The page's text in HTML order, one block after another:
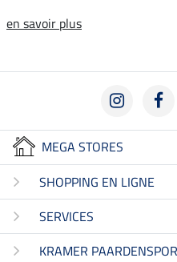
en savoir plus
MEGA STORES
SHOPPING EN LIGNE
SERVICES
KRAMER